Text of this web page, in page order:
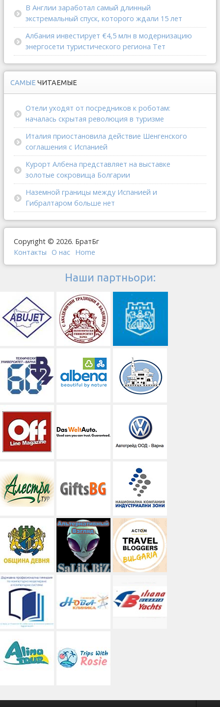
В Англии заработал самый длинный
экстремальный спуск, которого ждали 15 лет
Албания инвестирует €4,5 млн в модернизацию
энергосети туристического региона Тет
САМЫЕ ЧИТАЕМЫЕ
Отели уходят от посредников к роботам:
началась скрытая революция в туризме
Италия приостановила действие Шенгенского
соглашения с Испанией
Курорт Албена представляет на выставке
золотые сокровища Болгарии
Наземной границы между Испанией и
Гибралтаром больше нет
Copyright © 2026. БратБг
Контакты
О наc Home
Наши партньори: